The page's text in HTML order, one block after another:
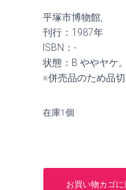
価
格
は
平塚市博物館,
刊行：1987年
ISBN：-
状態：B ややヤケ
※併売品のため品
在庫1個
平
お買い物カゴに